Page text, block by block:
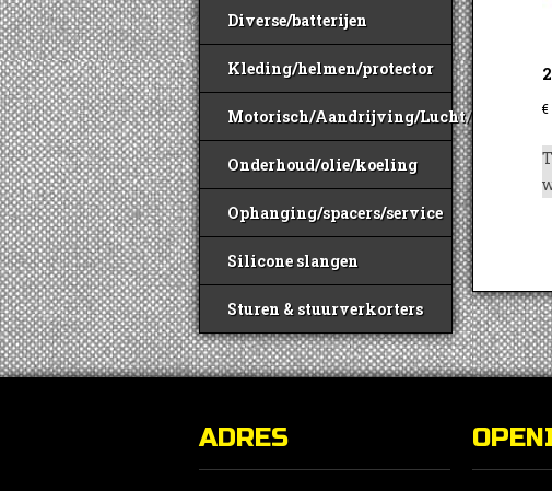
Diverse/batterijen
Kleding/helmen/protector
Motorisch/Aandrijving/Lucht/Benzine
Onderhoud/olie/koeling
Ophanging/spacers/service
Silicone slangen
Sturen & stuurverkorters
€
ADRES